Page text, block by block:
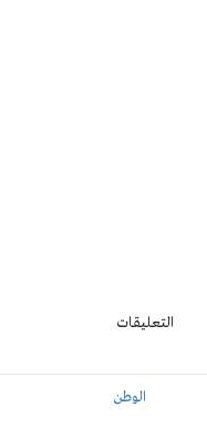
التعليقات
الوطن